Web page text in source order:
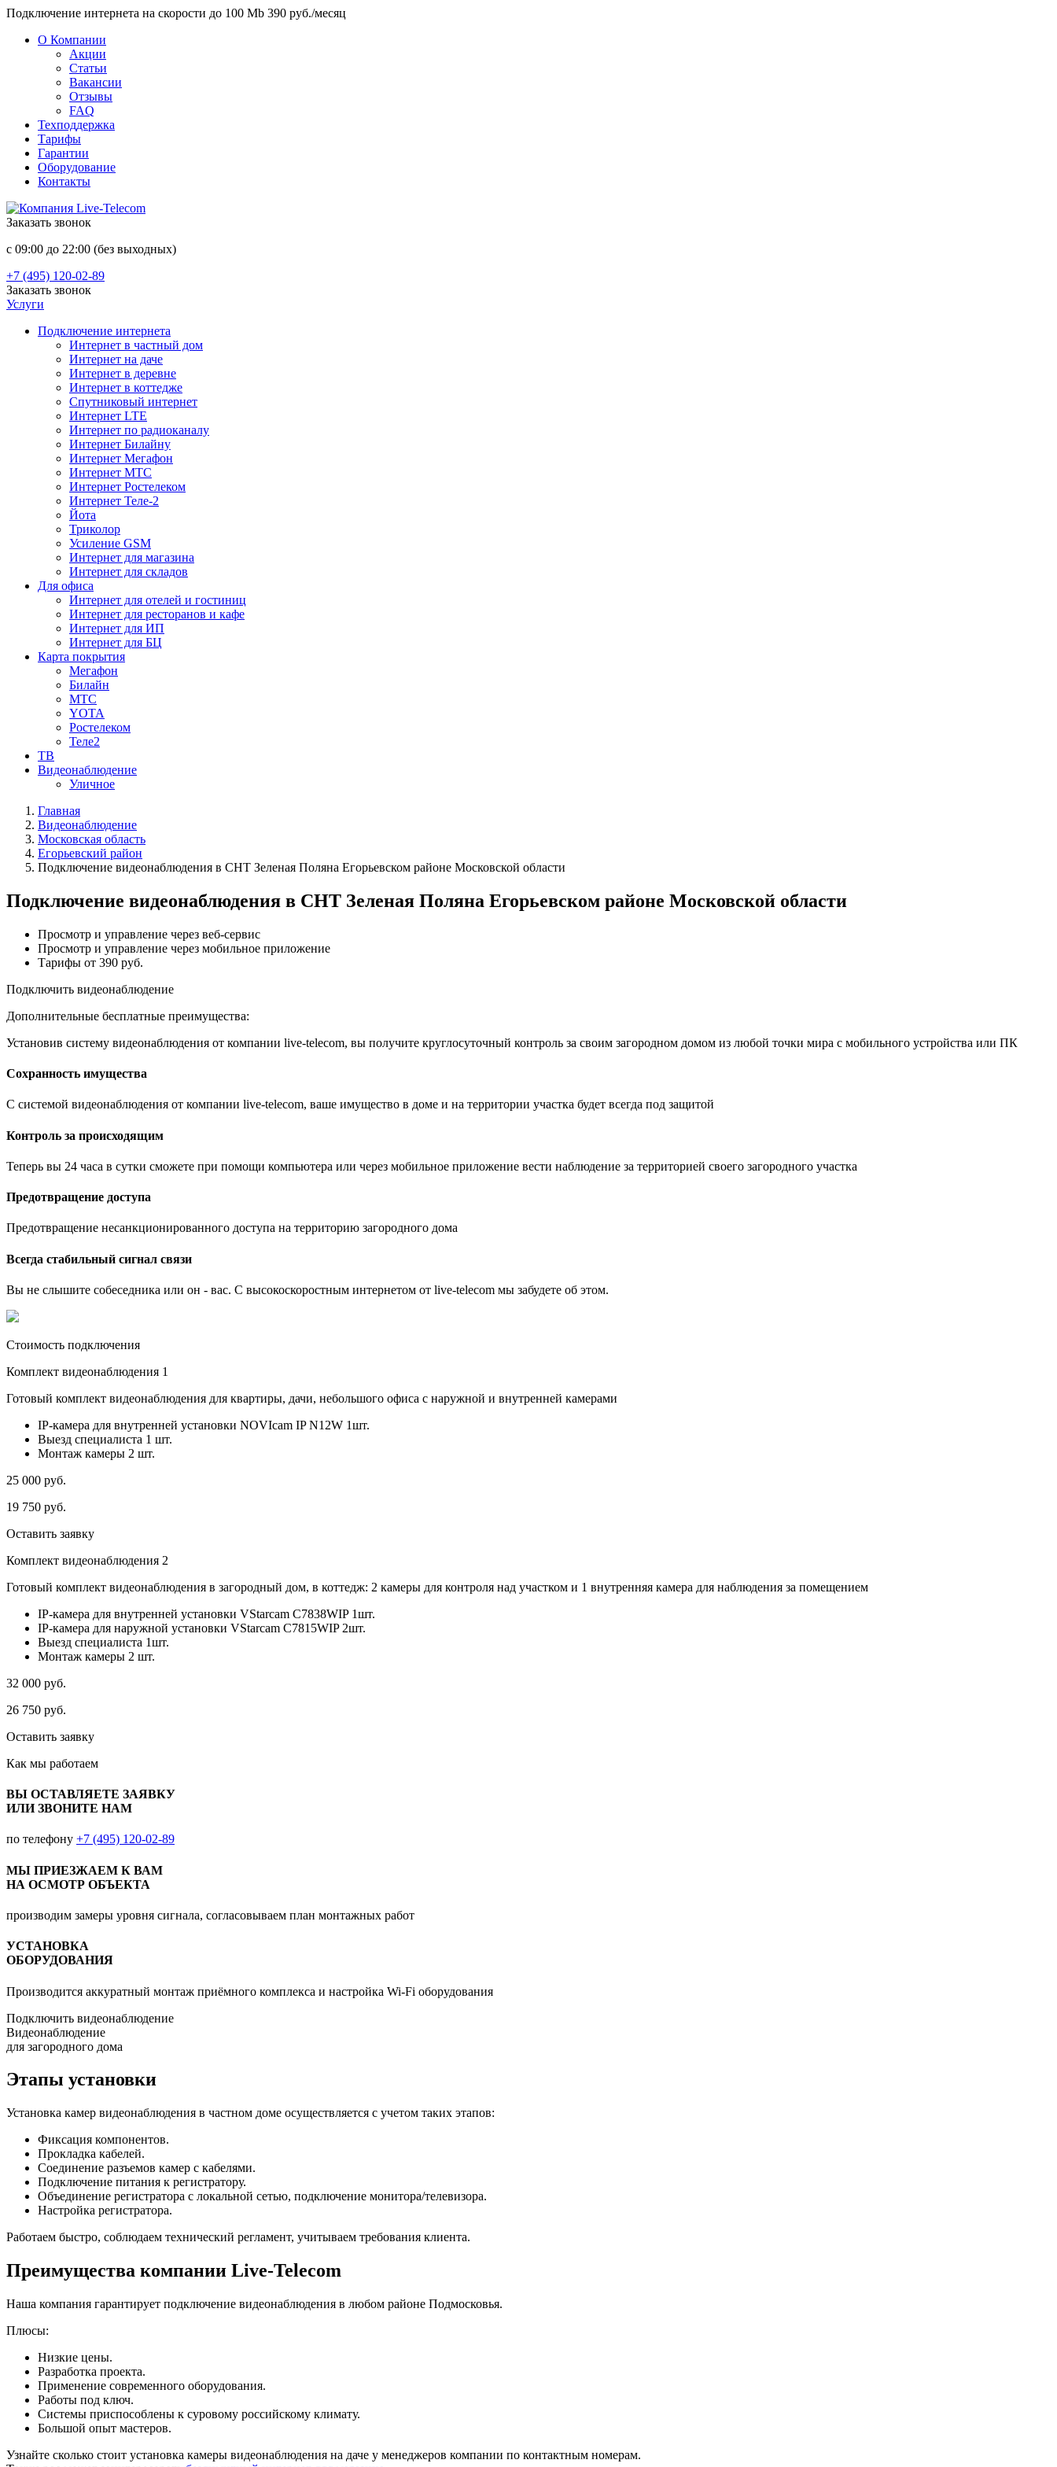
Подключение интернета на скорости до 100 Mb 390 руб./месяц
О Компании
Акции
Статьи
Вакансии
Отзывы
FAQ
Техподдержка
Тарифы
Гарантии
Оборудование
Контакты
Заказать звонок
с 09:00 до 22:00 (без выходных)
+7 (495) 120-02-89
Заказать звонок
Услуги
Подключение интернета
Интернет в частный дом
Интернет на даче
Интернет в деревне
Интернет в коттедже
Спутниковый интернет
Интернет LTE
Интернет по радиоканалу
Интернет Билайну
Интернет Мегафон
Интернет МТС
Интернет Ростелеком
Интернет Теле-2
Йота
Триколор
Усиление GSM
Интернет для магазина
Интернет для складов
Для офиса
Интернет для отелей и гостиниц
Интернет для ресторанов и кафе
Интернет для ИП
Интернет для БЦ
Карта покрытия
Мегафон
Билайн
МТС
YOTA
Ростелеком
Теле2
ТВ
Видеонаблюдение
Уличное
Главная
Видеонаблюдение
Московская область
Егорьевский район
Подключение видеонаблюдения в СНТ Зеленая Поляна Егорьевском районе Московской области
Подключение видеонаблюдения в СНТ Зеленая Поляна Егорьевском районе Московской области
Просмотр и управление через веб-сервис
Просмотр и управление через мобильное приложение
Тарифы от 390 руб.
Подключить видеонаблюдение
Дополнительные бесплатные преимущества:
Установив систему видеонаблюдения от компании live-telecom, вы получите круглосуточный контроль за своим загородном домом из любой точки мира с мобильного устройства или ПК
Сохранность имущества
С системой видеонаблюдения от компании live-telecom, ваше имущество в доме и на территории участка будет всегда под защитой
Контроль за происходящим
Теперь вы 24 часа в сутки сможете при помощи компьютера или через мобильное приложение вести наблюдение за территорией своего загородного участка
Предотвращение доступа
Предотвращение несанкционированного доступа на территорию загородного дома
Всегда стабильный сигнал связи
Вы не слышите собеседника или он - вас. С высокоскоростным интернетом от live-telecom мы забудете об этом.
Стоимость подключения
Комплект видеонаблюдения 1
Готовый комплект видеонаблюдения для квартиры, дачи, небольшого офиса с наружной и внутренней камерами
IP-камера для внутренней установки NOVIcam IP N12W 1шт.
Выезд специалиста 1 шт.
Монтаж камеры 2 шт.
25 000 руб.
19 750 руб.
Оставить заявку
Комплект видеонаблюдения 2
Готовый комплект видеонаблюдения в загородный дом, в коттедж: 2 камеры для контроля над участком и 1 внутренняя камера для наблюдения за помещением
IP-камера для внутренней установки VStarcam C7838WIP 1шт.
IP-камера для наружной установки VStarcam C7815WIP 2шт.
Выезд специалиста 1шт.
Монтаж камеры 2 шт.
32 000 руб.
26 750 руб.
Оставить заявку
Как мы работаем
ВЫ ОСТАВЛЯЕТЕ ЗАЯВКУ
ИЛИ ЗВОНИТЕ НАМ
по телефону +7 (495) 120-02-89
МЫ ПРИЕЗЖАЕМ К ВАМ
НА ОСМОТР ОБЪЕКТА
производим замеры уровня сигнала, согласовываем план монтажных работ
УСТАНОВКА
ОБОРУДОВАНИЯ
Производится аккуратный монтаж приёмного комплекса и настройка Wi-Fi оборудования
Подключить видеонаблюдение
Видеонаблюдение
для загородного дома
Этапы установки
Установка камер видеонаблюдения в частном доме осуществляется с учетом таких этапов:
Фиксация компонентов.
Прокладка кабелей.
Соединение разъемов камер с кабелями.
Подключение питания к регистратору.
Объединение регистратора с локальной сетью, подключение монитора/телевизора.
Настройка регистратора.
Работаем быстро, соблюдаем технический регламент, учитываем требования клиента.
Преимущества компании Live-Telecom
Наша компания гарантирует подключение видеонаблюдения в любом районе Подмосковья.
Плюсы:
Низкие цены.
Разработка проекта.
Применение современного оборудования.
Работы под ключ.
Системы приспособлены к суровому российскому климату.
Большой опыт мастеров.
Узнайте сколько стоит установка камеры видеонаблюдения на даче у менеджеров компании по контактным номерам.